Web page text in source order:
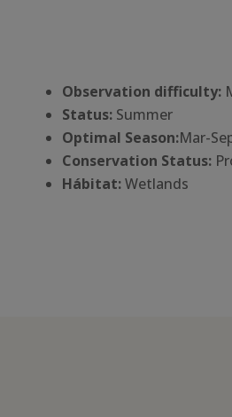
Observation difficulty:
Status: Summer
Optimal Season:Mar-
Conservation Status:
Hábitat:Wetlands